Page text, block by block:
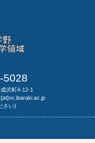
5028
沢町4-12-1
さい)